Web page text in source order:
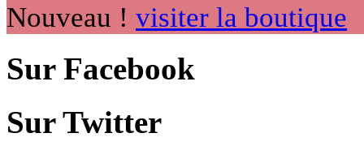
Nouveau ! visiter la boutique
Sur Facebook
Sur Twitter